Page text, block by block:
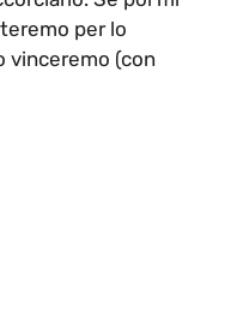
per lo
vinceremo (con